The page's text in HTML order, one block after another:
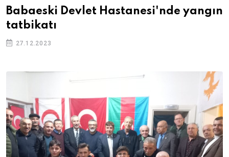
Babaeski Devlet Hastanesi'nde yangın
tatbikatı
27.12.2023